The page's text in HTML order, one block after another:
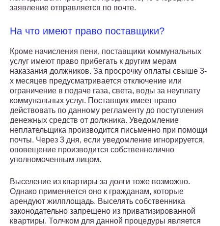
заявление отправляется по почте.
На что имеют право поставщики?
Кроме начисления пени, поставщики коммунальных
услуг имеют право прибегать к другим мерам
наказания должников. За просрочку оплаты свыше 3-
х месяцев предусматривается отключение или
ограничение в подаче газа, света, воды за неуплату
коммунальных услуг. Поставщик имеет право
действовать по данному регламенту до поступления
денежных средств от должника. Уведомление
неплательщика производится письменно при помощи
почты. Через 3 дня, если уведомление игнорируется,
оповещение производится собственнолично
уполномоченным лицом.
Выселение из квартиры за долги тоже возможно.
Однако применяется оно к гражданам, которые
арендуют жилплощадь. Выселять собственника
законодательно запрещено из приватизированной
квартиры. Толчком для данной процедуры является